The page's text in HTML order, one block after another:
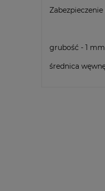
grubość - 1 mm
średnica